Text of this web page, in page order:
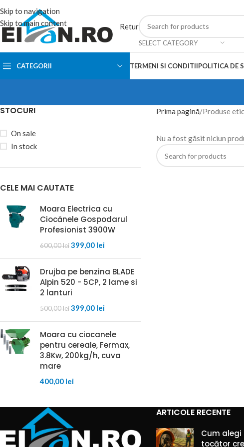
Skip to navigation
Skip to main content
Retur
SELECT CATEGORY
CATEGORII TERMENI SI CONDITIIPOLITICA DE
STOCURI
On sale
In stock
CELE MAI CAUTATE
Moara Electrica cu
Ciocănele Gospodarul
Profesionist 3900W
600,00lei399,00 lei
Drujba pe benzina BLADE
Alpin 520 - 5CP, 2 lame si
2 lanturi
500,00lei399,00 lei
Moara cu ciocanele
pentru cereale, Fermax,
3.8Kw, 200kg/h, cuva
mare
400,00 lei
Prima pagină Produse
Nu a fost găsit niciun
ARTICOLE RECENTE
Cum alegi
tocător